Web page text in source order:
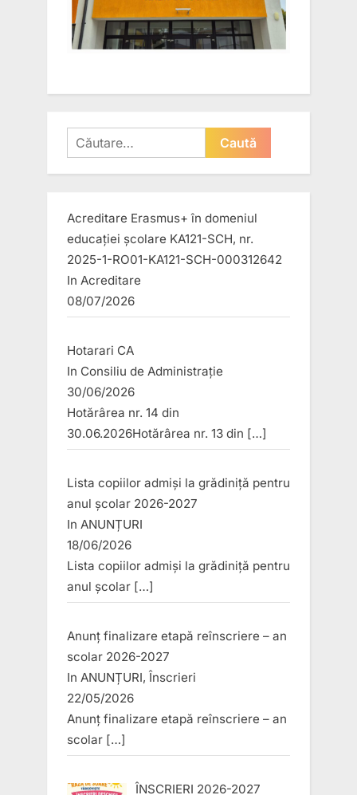
Caută
după:
Acreditare Erasmus+ în domeniul
educației școlare KA121-SCH, nr.
2025-1-RO01-KA121-SCH-000312642
In Acreditare
08/07/2026
Hotarari CA
In Consiliu de Administrație
30/06/2026
Hotărârea nr. 14 din
30.06.2026Hotărârea nr. 13 din […]
Lista copiilor admiși la grădiniță pentru
anul școlar 2026-2027
In ANUNȚURI
18/06/2026
Lista copiilor admiși la grădiniță pentru
anul școlar […]
Anunț finalizare etapă reînscriere – an
scolar 2026-2027
In ANUNȚURI, Înscrieri
22/05/2026
Anunț finalizare etapă reînscriere – an
scolar […]
ÎNSCRIERI 2026-2027